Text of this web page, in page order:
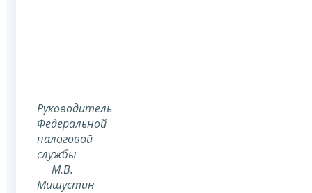
Руководитель
Федеральной
налоговой
службы
М.В.
Мишустин